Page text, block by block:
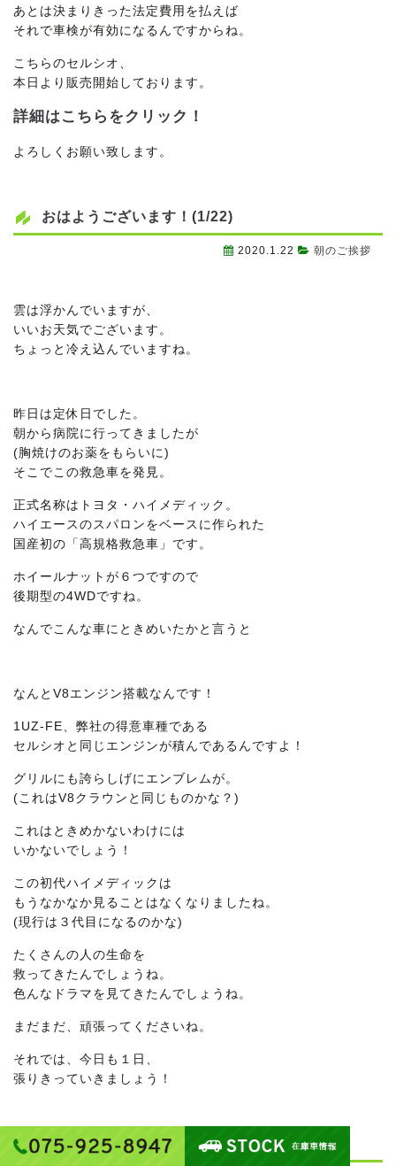
あとは決まりきった法定費用を払えば
それで車検が有効になるんですからね。
こちらのセルシオ、
本日より販売開始しております。
詳細はこちらをクリック！
よろしくお願い致します。
おはようございます！(1/22)
2020.1.22 朝のご挨拶
雲は浮かんでいますが、
いいお天気でございます。
ちょっと冷え込んでいますね。
昨日は定休日でした。
朝から病院に行ってきましたが
(胸焼けのお薬をもらいに)
そこでこの救急車を発見。
正式名称はトヨタ・ハイメディック。
ハイエースのスパロンをベースに作られた
国産初の「高規格救急車」です。
ホイールナットが６つですので
後期型の4WDですね。
なんでこんな車にときめいたかと言うと
なんとV8エンジン搭載なんです！
1UZ-FE、弊社の得意車種である
セルシオと同じエンジンが積んであるんですよ！
グリルにも誇らしげにエンブレムが。
(これはV8クラウンと同じものかな？)
これはときめかないわけには
いかないでしょう！
この初代ハイメディックは
もうなかなか見ることはなくなりましたね。
(現行は３代目になるのかな)
たくさんの人の生命を
救ってきたんでしょうね。
色んなドラマを見てきたんでしょうね。
まだまだ、頑張ってくださいね。
それでは、今日も１日、
張りきっていきましょう！
【ご成約】LS460中期仕様 ＆ ムーヴ X-VS